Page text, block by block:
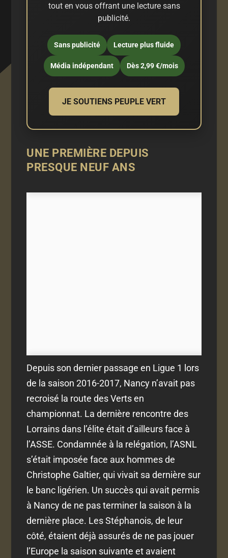
tout en vous offrant une lecture sans
publicité.
Sans publicité Lecture plus fluide
Média indépendant Dès 2,99 €/mois
JE SOUTIENS PEUPLE VERT
UNE PREMIÈRE DEPUIS
PRESQUE NEUF ANS
Depuis son dernier passage en Ligue 1 lors
de la saison 2016-2017, Nancy n’avait pas
recroisé la route des Verts en
championnat. La dernière rencontre des
Lorrains dans l’élite était d’ailleurs face à
l’ASSE. Condamnée à la relégation, l’ASNL
s’était imposée face aux hommes de
Christophe Galtier, qui vivait sa dernière sur
le banc ligérien. Un succès qui avait permis
à Nancy de ne pas terminer la saison à la
dernière place. Les Stéphanois, de leur
côté, étaient déjà assurés de ne pas jouer
l’Europe la saison suivante et avaient